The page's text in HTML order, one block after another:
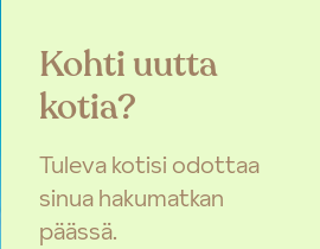
Kohti uutta
kotia?
Tuleva kotisi odottaa
sinua hakumatkan
päässä.